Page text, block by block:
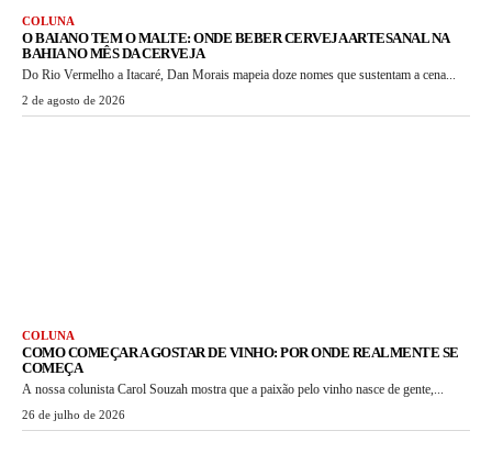
COLUNA
O BAIANO TEM O MALTE: ONDE BEBER CERVEJA ARTESANAL NA
BAHIA NO MÊS DA CERVEJA
Do Rio Vermelho a Itacaré, Dan Morais mapeia doze nomes que sustentam a cena...
2 de agosto de 2026
COLUNA
COMO COMEÇAR A GOSTAR DE VINHO: POR ONDE REALMENTE SE
COMEÇA
A nossa colunista Carol Souzah mostra que a paixão pelo vinho nasce de gente,...
26 de julho de 2026